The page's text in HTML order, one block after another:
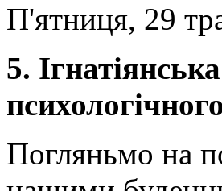
П'ятниця, 29
5.
Погляньмо на